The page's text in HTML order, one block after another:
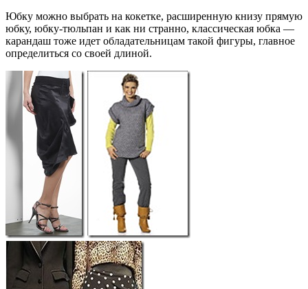
Юбку можно выбрать на кокетке, расширенную книзу прямую
юбку, юбку-тюльпан и как ни странно, классическая юбка —
карандаш тоже идет обладательницам такой фигуры, главное
определиться со своей длиной.